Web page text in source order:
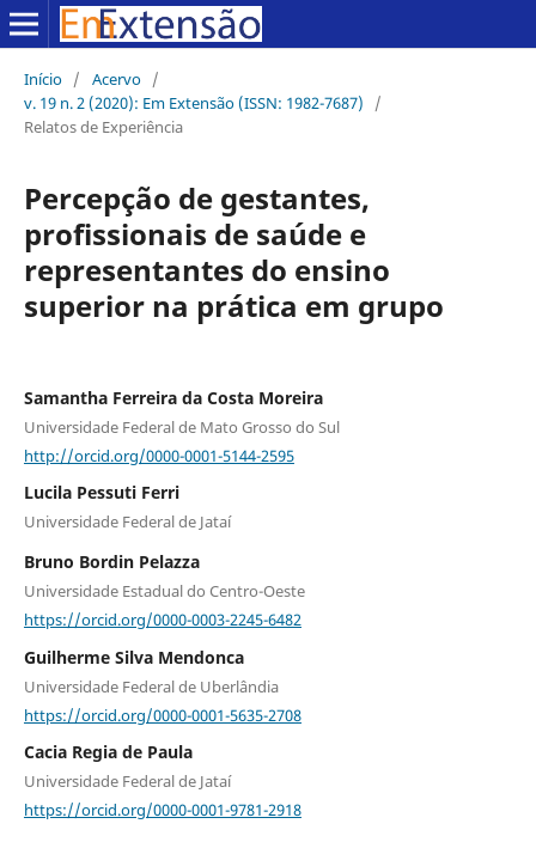
Início / Acervo /
v. 19 n. 2 (2020): Em Extensão (ISSN: 1982-7687)
/
Relatos de Experiência
Percepção de gestantes,
profissionais de saúde e
representantes do ensino
superior na prática em grupo
Samantha Ferreira da Costa Moreira
Universidade Federal de Mato Grosso do Sul
http://orcid.org/0000-0001-5144-2595
Lucila Pessuti Ferri
Universidade Federal de Jataí
Bruno Bordin Pelazza
Universidade Estadual do Centro-Oeste
https://orcid.org/0000-0003-2245-6482
Guilherme Silva Mendonca
Universidade Federal de Uberlândia
https://orcid.org/0000-0001-5635-2708
Cacia Regia de Paula
Universidade Federal de Jataí
https://orcid.org/0000-0001-9781-2918